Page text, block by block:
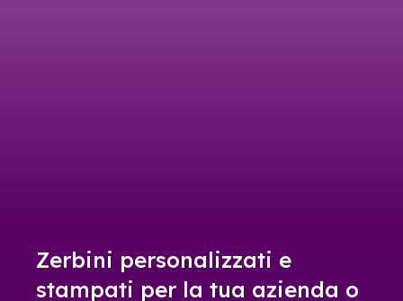
Zerbini personalizzati e
stampati per la tua azienda o